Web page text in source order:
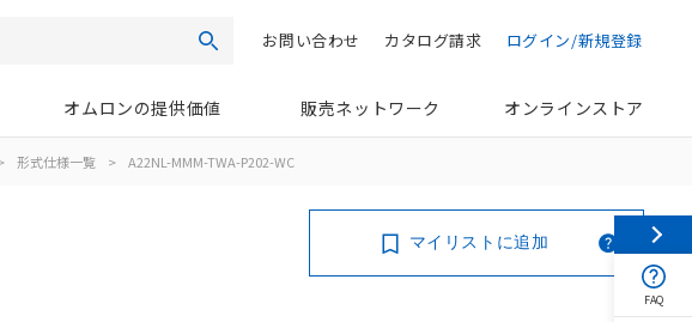
検索 ログイン/新規登録
カタログ請求
お問い合わせ
オムロンの提供価値 販売ネットワーク オンラインストア
形式仕様一覧 > A22NL-MMM-TWA-P202-WC
マイリストに追加
FAQ